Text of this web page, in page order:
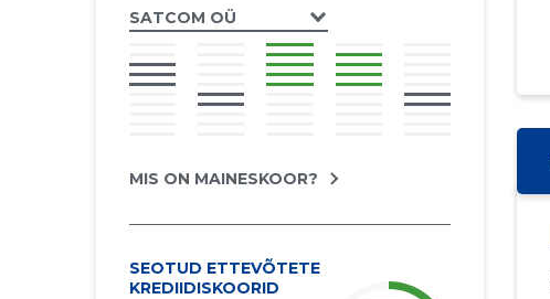
SATCOM OÜ
MIS ON MAINESKOOR?
SEOTUD ETTEVÕTETE
KREDIIDISKOORID